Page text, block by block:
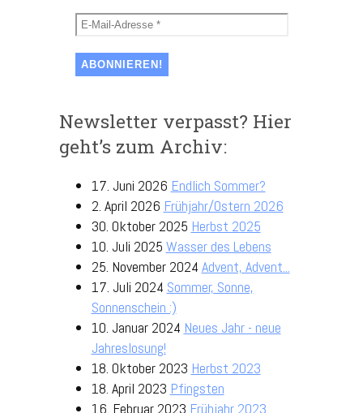
Newsletter verpasst? Hier
geht’s zum Archiv:
17. Juni 2026 Endlich Sommer?
2. April 2026 Frühjahr/Ostern 2026
30. Oktober 2025 Herbst 2025
10. Juli 2025 Wasser des Lebens
25. November 2024 Advent, Advent...
17. Juli 2024 Sommer, Sonne,
Sonnenschein :)
10. Januar 2024 Neues Jahr - neue
Jahreslosung!
18. Oktober 2023 Herbst 2023
18. April 2023 Pfingsten
16. Februar 2023 Frühjahr 2023